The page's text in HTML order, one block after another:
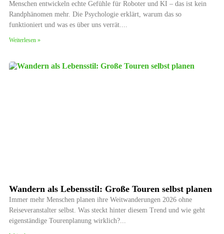
Menschen entwickeln echte Gefühle für Roboter und KI – das ist kein
Randphänomen mehr. Die Psychologie erklärt, warum das so
funktioniert und was es über uns verrät.
Weiterlesen »
Wandern als Lebensstil: Große Touren selbst planen
Immer mehr Menschen planen ihre Weitwanderungen 2026 ohne
Reiseveranstalter selbst. Was steckt hinter diesem Trend und wie geht
eigenständige Tourenplanung wirklich?